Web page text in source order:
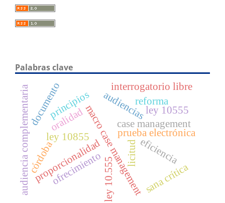
Palabras clave
case management
proporcionalidad eficiencia
macro case management
principios
oralidad audiencias
ley 10.555
interrogatorio libre
sana crítica
audiencia complementaria prueba electrónica
documento
licitud
ley 10555
ley 10855
córdobaofrecimiento
reforma